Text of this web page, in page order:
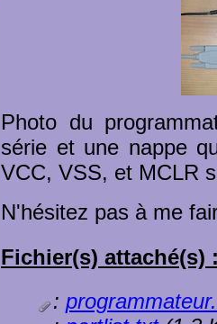
Photo du
série et une nappe
VCC, VSS, et MCLR
N'hésitez pas à me
Fichier(s) attaché(s)
: